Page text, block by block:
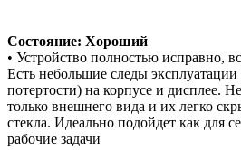
Состояние: Хороший
• Устройство полностью исправно,
Есть небольшие следы
потертости) на корпусе и дисплее.
только внешнего вида и их легко
стекла. Идеально подойдет как для
рабочие задачи